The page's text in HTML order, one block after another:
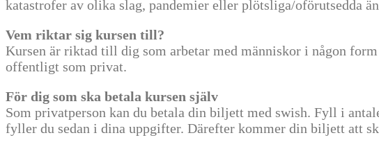
katastrofer av olika slag, pandemier eller plötsliga/oförutsedda
Vem riktar sig kursen till?
Kursen är riktad till dig som arbetar med människor i någon
offentligt som privat.
För dig som ska betala kursen själv
Som privatperson kan du betala din biljett med swish. Fyll i
fyller du sedan i dina uppgifter. Därefter kommer din biljett att